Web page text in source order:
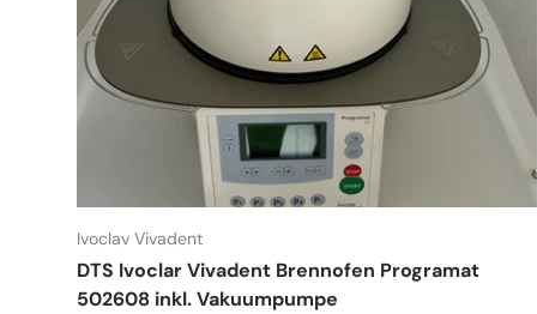
Ivoclav Vivadent
DTS Ivoclar Vivadent Brennofen Programat
502608 inkl. Vakuumpumpe